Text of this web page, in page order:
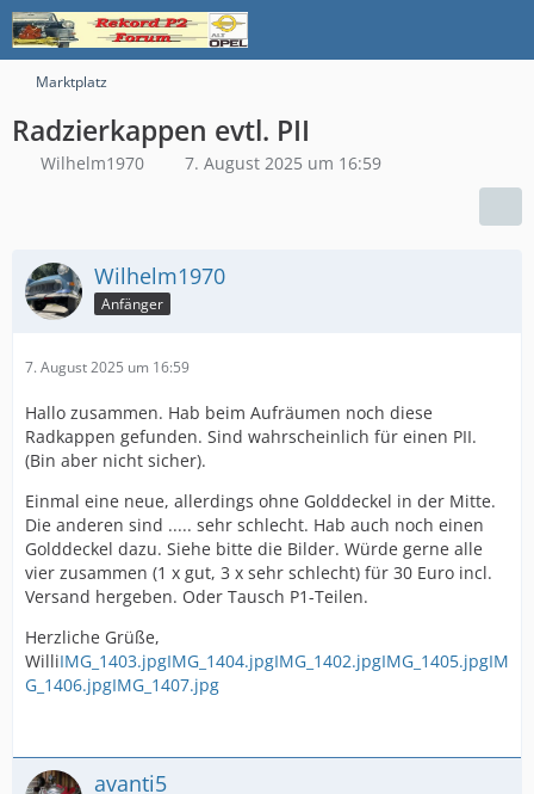
Marktplatz
Radzierkappen evtl. PII
Wilhelm1970 7. August 2025 um 16:59
Wilhelm1970
Anfänger
7. August 2025 um 16:59
Hallo zusammen. Hab beim Aufräumen noch diese
Radkappen gefunden. Sind wahrscheinlich für einen PII.
(Bin aber nicht sicher).
Einmal eine neue, allerdings ohne Golddeckel in der Mitte.
Die anderen sind ..... sehr schlecht. Hab auch noch einen
Golddeckel dazu. Siehe bitte die Bilder. Würde gerne alle
vier zusammen (1 x gut, 3 x sehr schlecht) für 30 Euro incl.
Versand hergeben. Oder Tausch P1-Teilen.
Herzliche Grüße,
WilliIMG_1403.jpgIMG_1404.jpgIMG_1402.jpgIMG_1405.jpgIM
G_1406.jpgIMG_1407.jpg
avanti5